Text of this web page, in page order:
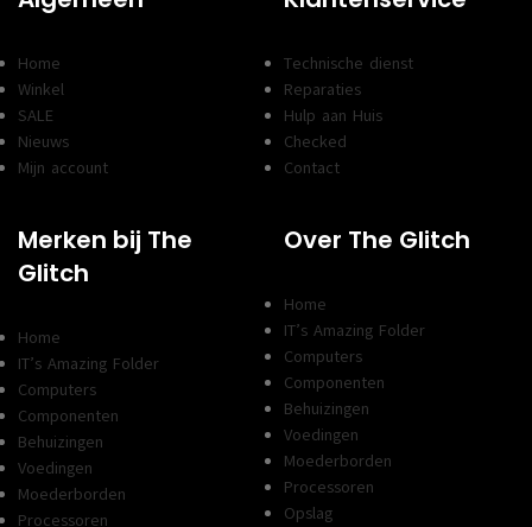
Home
Winkel
SALE
Nieuws
Mijn account
Technische dienst
Reparaties
Hulp aan Huis
Checked
Contact
Merken bij The
Glitch
Home
IT’s Amazing Folder
Computers
Componenten
Behuizingen
Voedingen
Moederborden
Processoren
Over The Glitch
Home
IT’s Amazing Folder
Computers
Componenten
Behuizingen
Voedingen
Moederborden
Processoren
Opslag